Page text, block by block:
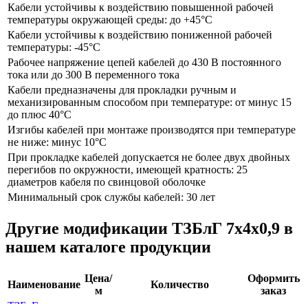
Кабели устойчивы к воздействию повышенной рабочей
температуры окружающей среды: до +45°С
Кабели устойчивы к воздействию пониженной рабочей
температуры: -45°С
Рабочее напряжение цепей кабелей до 430 В постоянного
тока или до 300 В переменного тока
Кабели предназначены для прокладки ручным и
механизированным способом при температуре: от минус 15
до плюс 40°С
Изгибы кабелей при монтаже производятся при температуре
не ниже: минус 10°С
При прокладке кабелей допускается не более двух двойных
перегибов по окружности, имеющей кратность: 25
диаметров кабеля по свинцовой оболочке
Минимальный срок службы кабелей: 30 лет
Другие модификации ТЗБлГ 7х4х0,9 в
нашем каталоге продукции
Наименование
Цена/
м
Количество
Оформить
заказ